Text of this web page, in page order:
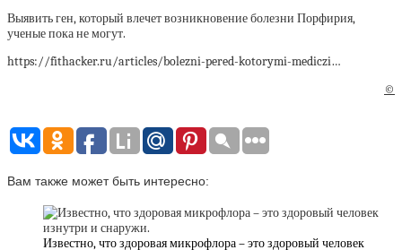
Выявить ген, который влечет возникновение болезни Порфирия,
ученые пока не могут.
https://fithacker.ru/articles/bolezni-pered-kotorymi-mediczi…
©
Вам также может быть интересно:
Известно, что здоровая микрофлора – это здоровый человек